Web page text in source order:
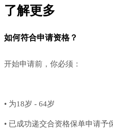
了解更多
如何符合申请资格？
开始申请前，你必须：
• 为18岁 - 64岁
• 已成功递交合资格保单申请予